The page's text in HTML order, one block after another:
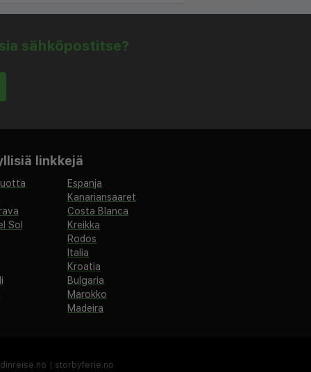
sähköpostitse?
linkkejä
Espanja
Kanariansaaret
Costa Blanca
Sol
Kreikka
Rodos
Italia
Kroatia
Bulgaria
Marokko
Madeira
dinreise.no storbyferie.no